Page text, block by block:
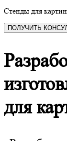
Стенды для картин
ПОЛУЧИТЬ
для